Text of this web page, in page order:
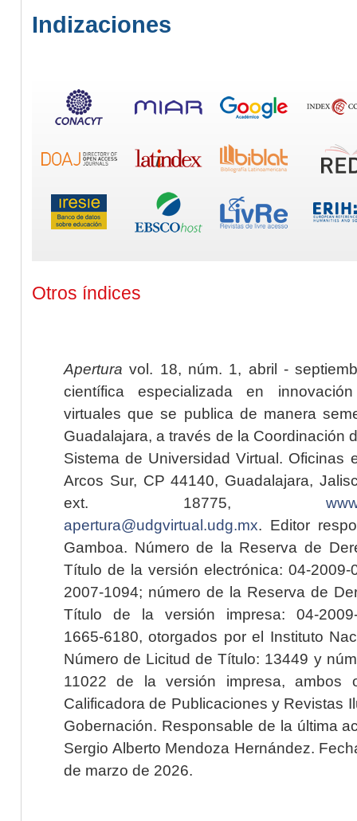
Indizaciones
Otros índices
Apertura vol. 18, núm. 1, abril -
científica especializada en
virtuales que se publica de manera
Guadalajara, a través de la Coordinación
Sistema de Universidad Virtual. Oficinas
Arcos Sur, CP 44140, Guadalajara,
ext. 18775,
apertura@udgvirtual.udg.mx. Editor
Gamboa. Número de la Reserva de
Título de la versión electrónica: 04-2009-
2007-1094; número de la Reserva de
Título de la versión impresa: 04-2009-
1665-6180, otorgados por el Instituto
Número de Licitud de Título: 13449 y
11022 de la versión impresa, ambos
Calificadora de Publicaciones y Revistas
Gobernación. Responsable de la última
Sergio Alberto Mendoza Hernández.
de marzo de 2026.